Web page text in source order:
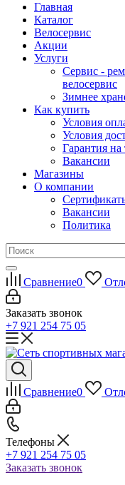
Главная
Каталог
Велосервис
Акции
Услуги
Сервис -
велосервис
Зимнее
Как купить
Условия
Условия
Гарантия на
Вакансии
Магазины
О компании
Вакансии
Политика
Сравнение0
Заказать звонок
+7 921 254 75 05
Сравнение0
Телефоны
+7 921 254 75 05
Заказать звонок